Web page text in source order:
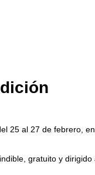
25 al 27 de febrero,
gratuito y